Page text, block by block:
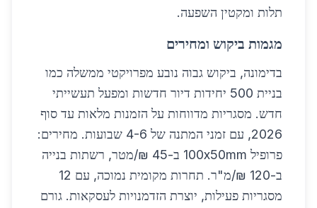
תלות ומקטין השפעה.
מגמות ביקוש ומחירים
בדימונה, ביקוש גבוה נובע מפרויקטי ממשלה כמו
בניית 500 יחידות דיור חדשות ומפעל תעשייתי
חדש. מסגריות מדווחות על הזמנות מלאות עד סוף
2026, עם זמני המתנה של 4-6 שבועות. מחירים:
פרופיל 100x50mm ב-45 ₪/מטר, רשתות בנייה
ב-120 ₪/מ"ר. תחרות מקומית נמוכה, עם 12
מסגריות פעילות, יוצרת הזדמנויות לעסקאות. גורם